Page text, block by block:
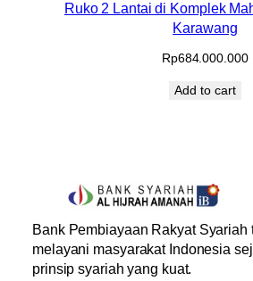
Ruko 2 Lantai di Komplek
Karawang
Rp684.000.000
Add to cart
Bank Pembiayaan Rakyat Syariah
melayani masyarakat Indonesia
prinsip syariah yang kuat.